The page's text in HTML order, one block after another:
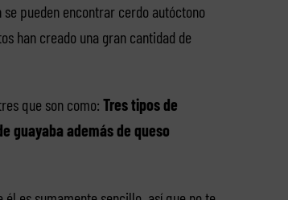
pueden encontrar cerdo autóctono
han creado una gran cantidad de
que son como: Tres tipos de
guayaba además de queso